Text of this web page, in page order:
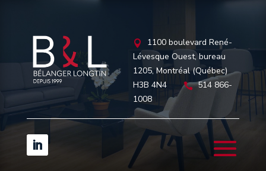

1100 boulevard René-
Lévesque Ouest, bureau
1205, Montréal (Québec)
H3B 4N4
 514 866-
1008